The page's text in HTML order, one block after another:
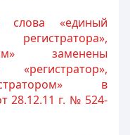
«единый
заменены
в
28.12.11 г. № 524-